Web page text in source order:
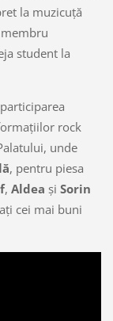
la muzicuţă
student la
rock
unde
, pentru piesa
, Aldea şi Sorin
cei mai buni